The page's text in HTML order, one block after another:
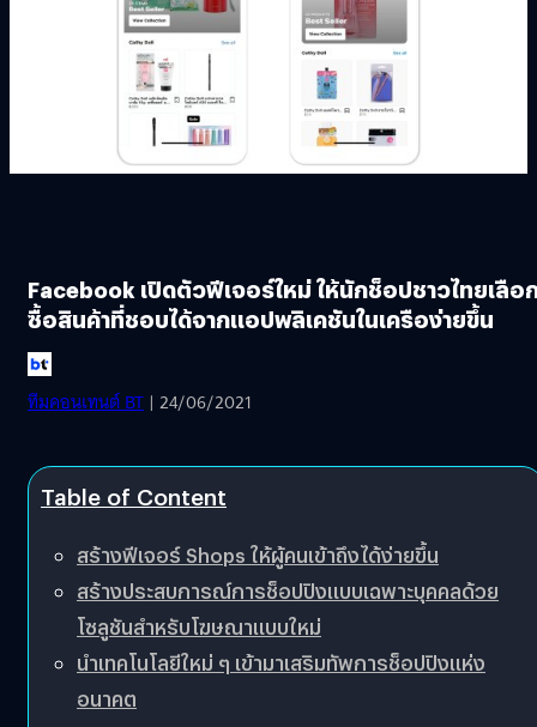
Facebook เปิดตัวฟีเจอร์ใหม่ ให้นักช็อปชาวไทยเลือ
ซื้อสินค้าที่ชอบได้จากแอปพลิเคชันในเครือง่ายขึ้น
ทีมคอนเทนต์ BT | 24/06/2021
Table of Content
สร้างฟีเจอร์ Shops ให้ผู้คนเข้าถึงได้ง่ายขึ้น
สร้างประสบการณ์การช็อปปิงแบบเฉพาะบุคคลด้วย
โซลูชันสำหรับโฆษณาแบบใหม่
นำเทคโนโลยีใหม่ ๆ เข้ามาเสริมทัพการช็อปปิงแห่ง
อนาคต